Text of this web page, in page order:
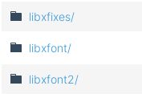
libxfixes/
libxfont/
libxfont2/